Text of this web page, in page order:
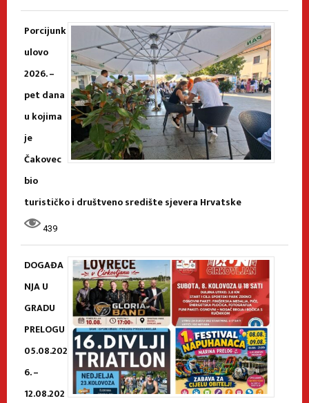
Porcijunk
ulovo
2026. –
pet dana
u kojima
je
Čakovec
bio
turističko i društveno središte sjevera Hrvatske
439
DOGAĐA
NJA U
GRADU
PRELOGU
05.08.202
6. –
12.08.202